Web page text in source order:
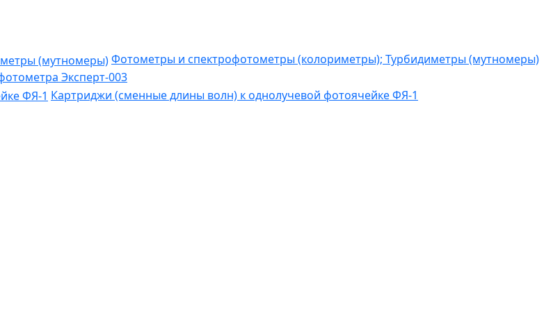
Фотометры и спектрофотометры (колориметры); Турбидиметры (мутномеры)
Эксперт-003
Картриджи (сменные длины волн) к однолучевой фотоячейке ФЯ-1